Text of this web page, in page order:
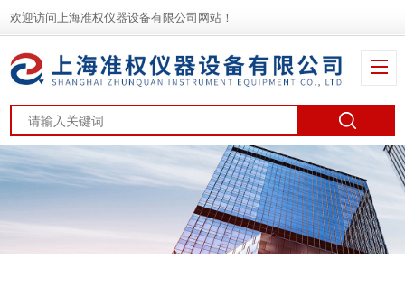
欢迎访问上海准权仪器设备有限公司网站！